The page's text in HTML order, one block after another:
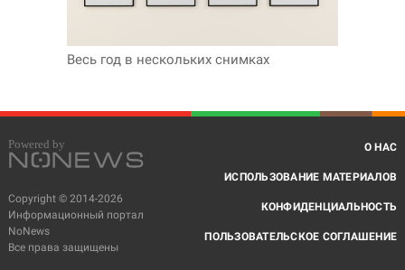
Весь год в нескольких снимках
Copyright © 2014-2026
Информационный портал
NoNews
Все права защищены
О НАС
ИСПОЛЬЗОВАНИЕ МАТЕРИАЛОВ
КОНФИДЕНЦИАЛЬНОСТЬ
ПОЛЬЗОВАТЕЛЬСКОЕ СОГЛАШЕНИЕ